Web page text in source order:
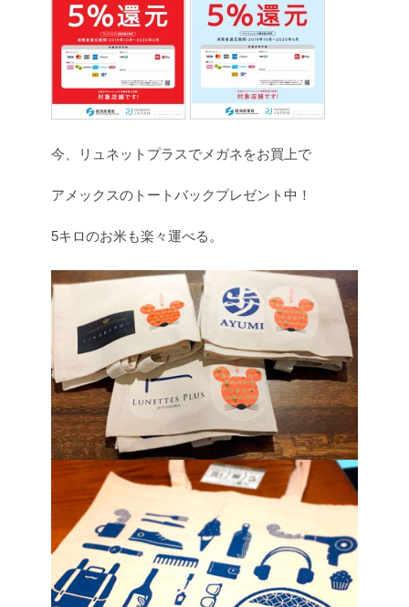
今、リュネットプラスでメガネをお買上で
アメックスのトートバックプレゼント中！
5キロのお米も楽々運べる。